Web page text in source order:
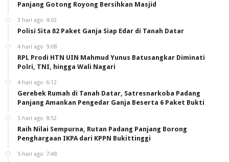
Panjang Gotong Royong Bersihkan Masjid
3 hari ago 4:02
Polisi Sita 82 Paket Ganja Siap Edar di Tanah Datar
4 hari ago 9:08
RPL Prodi HTN UIN Mahmud Yunus Batusangkar Diminati
Polri, TNI, hingga Wali Nagari
4 hari ago 6:12
Gerebek Rumah di Tanah Datar, Satresnarkoba Padang
Panjang Amankan Pengedar Ganja Beserta 6 Paket Bukti
5 hari ago 8:52
Raih Nilai Sempurna, Rutan Padang Panjang Borong
Penghargaan IKPA dari KPPN Bukittinggi
5 hari ago 7:48